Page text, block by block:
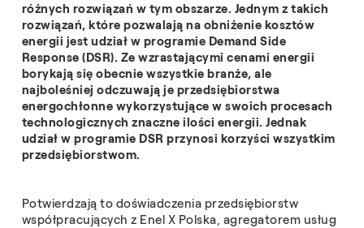
różnych rozwiązań w tym obszarze. Jednym z takich
rozwiązań, które pozwalają na obniżenie kosztów
energii jest udział w programie Demand Side
Response (DSR). Ze wzrastającymi cenami energii
borykają się obecnie wszystkie branże, ale
najboleśniej odczuwają je przedsiębiorstwa
energochłonne wykorzystujące w swoich procesach
technologicznych znaczne ilości energii. Jednak
udział w programie DSR przynosi korzyści wszystkim
przedsiębiorstwom.
Potwierdzają to doświadczenia przedsiębiorstw
współpracujących z Enel X Polska, agregatorem usług